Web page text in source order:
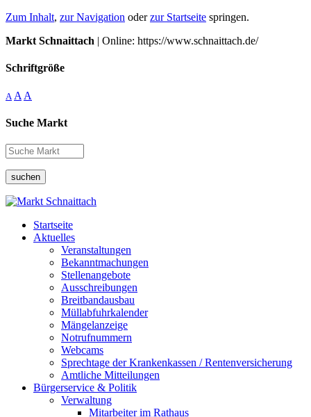
Zum Inhalt, zur Navigation oderzur Startseite springen.
Markt Schnaittach | Online: https://www.schnaittach.de/
Schriftgröße
A A A
Suche Markt
suchen
Startseite
Aktuelles
Veranstaltungen
Bekanntmachungen
Stellenangebote
Ausschreibungen
Breitbandausbau
Müllabfuhrkalender
Mängelanzeige
Notrufnummern
Webcams
Sprechtage der Krankenkassen / Rentenversicherung
Amtliche Mitteilungen
Bürgerservice & Politik
Verwaltung
Mitarbeiter im Rathaus